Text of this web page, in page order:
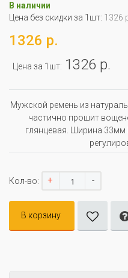
В наличии
Цена без скидки за 1шт: 1326
1326 р.
Цена за 1шт: 1326 р.
Мужской ремень из
частично прошит
глянцевая. Ширина
Кол-во: + -
В корзину